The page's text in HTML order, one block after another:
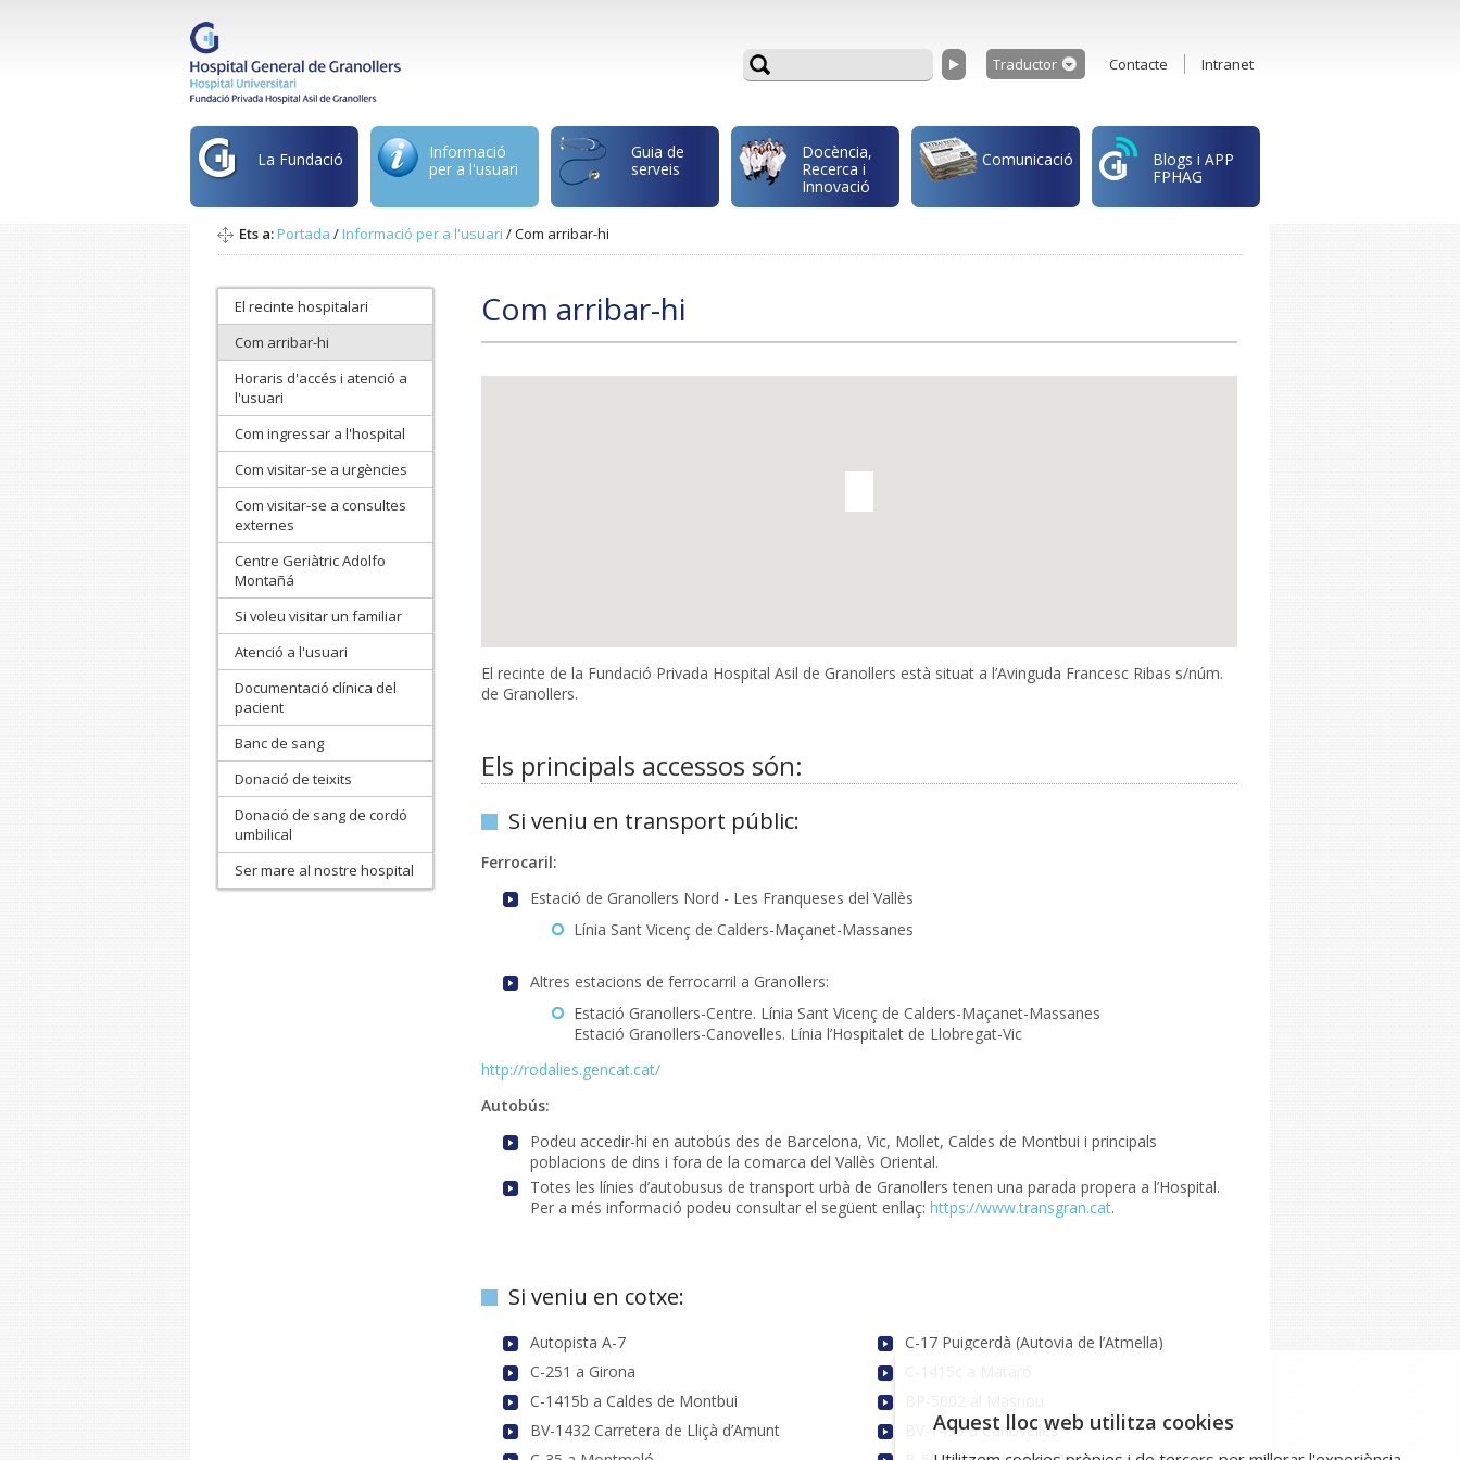
Traductor Contacte Intranet
La Fundació
Informació
per a l'usuari
Guia de
serveis
Docència,
Recerca i
Innovació
Comunicació
Blogs i APP
FPHAG
Ets a:Portada /Informació per a l'usuari /Com arribar-hi
El recinte hospitalari
Com arribar-hi
Horaris d'accés i atenció a
l'usuari
Com ingressar a l'hospital
Com visitar-se a urgències
Com visitar-se a consultes
externes
Centre Geriàtric Adolfo
Montañá
Si voleu visitar un familiar
Atenció a l'usuari
Documentació clínica del
pacient
Banc de sang
Donació de teixits
Donació de sang de cordó
umbilical
Ser mare al nostre hospital
Com arribar-hi
El recinte de la Fundació Privada Hospital Asil de Granollers està situat a l’Avinguda Francesc Ribas s/núm.
de Granollers.
Els principals accessos són:
Si veniu en transport públic:
Ferrocaril:
Estació de Granollers Nord - Les Franqueses del Vallès
Línia Sant Vicenç de Calders-Maçanet-Massanes
Altres estacions de ferrocarril a Granollers:
Estació Granollers-Centre. Línia Sant Vicenç de Calders-Maçanet-Massanes
Estació Granollers-Canovelles. Línia l’Hospitalet de Llobregat-Vic
http://rodalies.gencat.cat/
Autobús:
Podeu accedir-hi en autobús des de Barcelona, Vic, Mollet, Caldes de Montbui i principals
poblacions de dins i fora de la comarca del Vallès Oriental.
Totes les línies d’autobusus de transport urbà de Granollers tenen una parada propera a l’Hospital.
Per a més informació podeu consultar el següent enllaç:https://www.transgran.cat.
Si veniu en cotxe:
Autopista A-7
C-17 Puigcerdà (Autovia de l’Atmella)
C-251 a Girona
C-1415b a Caldes de Montbui
BV-1432 Carretera de Lliçà d’Amunt
BV-1439 a Canovelles
Aquest lloc web utilitza cookies